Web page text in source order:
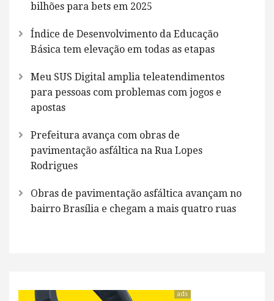
bilhões para bets em 2025
Índice de Desenvolvimento da Educação
Básica tem elevação em todas as etapas
Meu SUS Digital amplia teleatendimentos
para pessoas com problemas com jogos e
apostas
Prefeitura avança com obras de
pavimentação asfáltica na Rua Lopes
Rodrigues
Obras de pavimentação asfáltica avançam no
bairro Brasília e chegam a mais quatro ruas
ads